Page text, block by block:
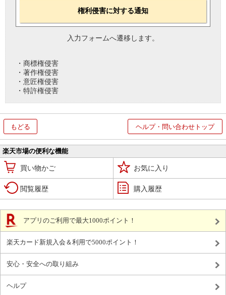
権利侵害に対する通知
入力フォームへ遷移します。
・商標権侵害
・著作権侵害
・意匠権侵害
・特許権侵害
もどる ヘルプ・問い合わせトップ
楽天市場の便利な機能
買い物かご お気に入り
閲覧履歴 購入履歴
アプリのご利用で最大1000ポイント！
楽天カード新規入会＆利用で5000ポイント！
安心・安全への取り組み
ヘルプ